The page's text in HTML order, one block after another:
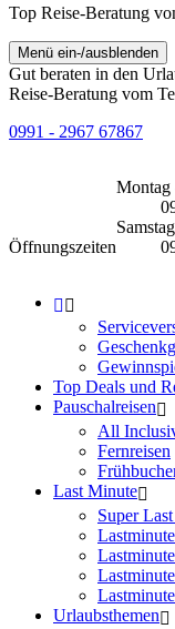
Top Reise-Beratung
Menü ein-/ausblenden
Gut beraten in den
Reise-Beratung vom
0991 - 2967 67867
Öffnungszeiten
Montag
Top Deals und
Pauschalreisen
All
Fernreisen
Last Minute
Super
Urlaubsthemen